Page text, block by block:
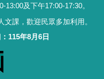
13:00及下午17:00-17:30。
課，歡迎民眾多加利用。
115年8月6日